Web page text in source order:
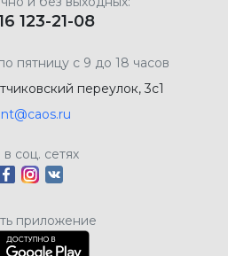
123-21-08
пятницу с 9 до 18 часов
переулок, 3с1
соц. сетях
приложение